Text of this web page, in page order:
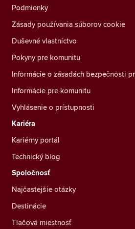
Podmienky
Zásady používania súborov cookie
Duševné vlastníctvo
Pokyny pre komunitu
Informácie o zásadách bezpečnosti
Informácie pre komunitu
Vyhlásenie o prístupnosti
Kariéra
Kariérny portál
Technický blog
Spoločnosť
Najčastejšie otázky
Destinácie
Tlačová miestnosť